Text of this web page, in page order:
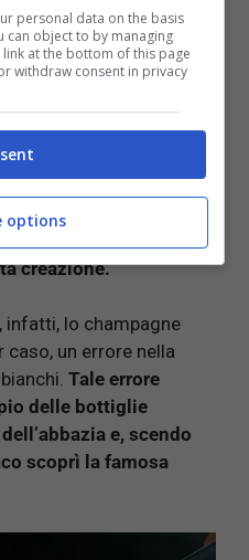
buona chiusura
a causa della
emettendo quel
storia di un errore:
particolare di
creazione.
infatti, lo champagne
un errore nella
Tale errore
delle bottiglie
e, scendo
scoprì la famosa
personal data on the basis
can object to by managing
at the bottom of this page
withdraw consent in privacy
options